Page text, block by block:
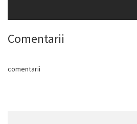
Comentarii
comentarii